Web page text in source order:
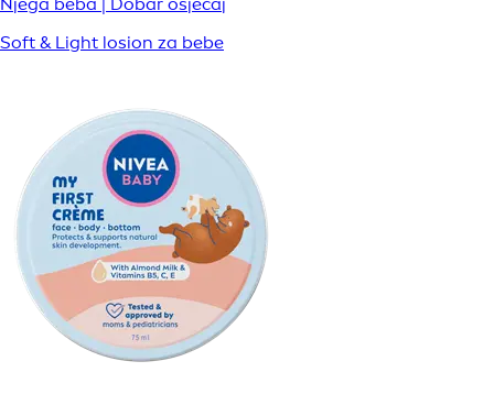
Soft & Light losion za bebe